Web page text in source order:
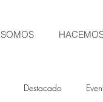
SOMOS
Destacado